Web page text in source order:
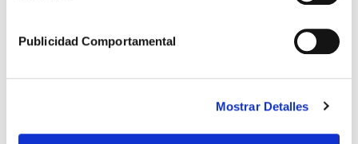
Publicidad Comportamental
Mostrar Detalles